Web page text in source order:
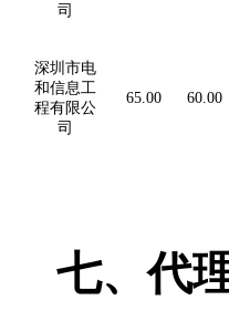
司
深圳市电
和信息工
程有限公
司
65.00 60.00
七、代